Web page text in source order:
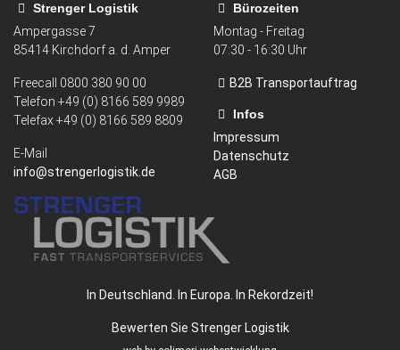
Strenger Logistik
Ampergasse 7
85414 Kirchdorf a. d. Amper
Freecall 0800 380 90 00
Telefon +49 (0) 8166 589 9989
Telefax +49 (0) 8166 589 8809
E-Mail
info@strengerlogistik.de
Bürozeiten
Montag - Freitag
07:30 - 16:30 Uhr
B2B Transportauftrag
Infos
Impressum
Datenschutz
AGB
In Deutschland. In Europa. In Rekordzeit!
Bewerten Sie Strenger Logistik